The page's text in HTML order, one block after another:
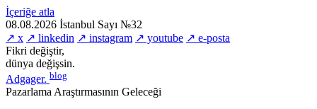
İçeriğe atla
08.08.2026 İstanbul Sayı №32
↗ x ↗ linkedin ↗ instagram ↗ youtube ↗ e-posta
Fikri değiştir,
dünya değişsin.
Adgager. blog
Pazarlama Araştırmasının Geleceği